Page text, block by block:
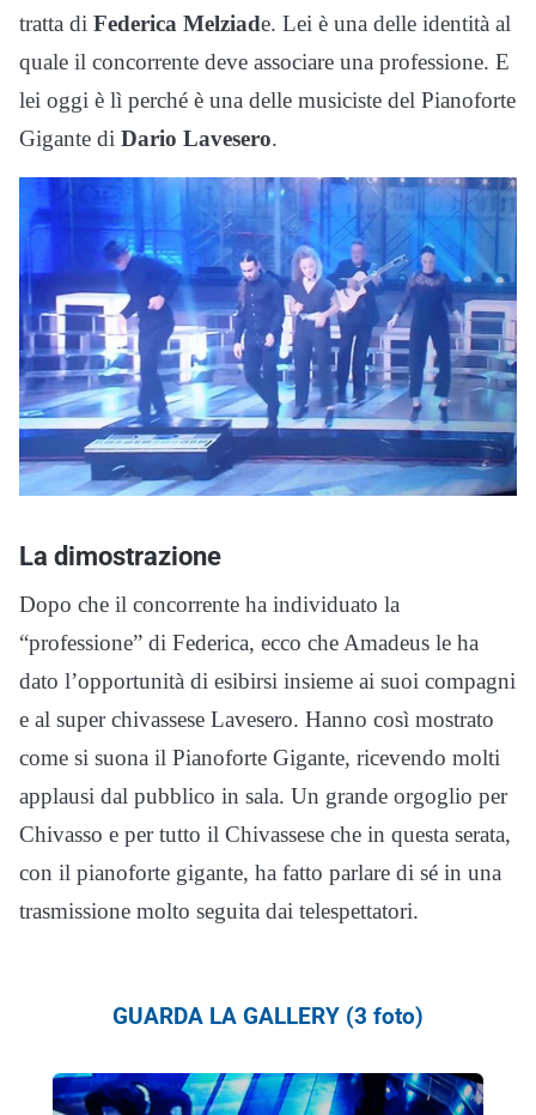
tratta di Federica Melziade. Lei è una delle identità al
quale il concorrente deve associare una professione. E
lei oggi è lì perché è una delle musiciste del Pianoforte
Gigante di Dario Lavesero.
La dimostrazione
Dopo che il concorrente ha individuato la
“professione” di Federica, ecco che Amadeus le ha
dato l’opportunità di esibirsi insieme ai suoi compagni
e al super chivassese Lavesero. Hanno così mostrato
come si suona il Pianoforte Gigante, ricevendo molti
applausi dal pubblico in sala. Un grande orgoglio per
Chivasso e per tutto il Chivassese che in questa serata,
con il pianoforte gigante, ha fatto parlare di sé in una
trasmissione molto seguita dai telespettatori.
GUARDA LA GALLERY (3 foto)